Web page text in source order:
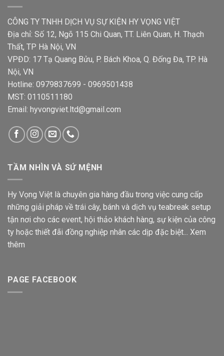
CÔNG TY TNHH DỊCH VỤ SỰ KIỆN HY VỌNG VIỆT
Địa chỉ: Số 12, Ngõ 115 Chi Quan, TT. Liên Quan, H. Thạch
Thất, TP Hà Nội, VN
VPĐD: 17 Tạ Quang Bửu, P. Bách Khoa, Q. Đống Đa, TP. Hà
Nội, VN
Hotline: 0979837699 - 0969501438
MST: 0110511180
Email: hyvongviet.ltd@gmail.com
TẦM NHÌN VÀ SỨ MỆNH
Hy Vọng Việt là chuyên gia hàng đầu trong việc cung cấp
những giải pháp về trái cây, bánh và dịch vụ teabreak setup
tận nơi cho các event, hội thảo khách hàng, sự kiện của công
ty hoặc thiết đãi đồng nghiệp nhân các dịp đặc biệt... Xem
thêm
PAGE FACEBOOK